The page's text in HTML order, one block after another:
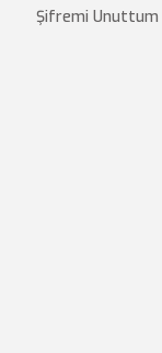
Şifremi Unuttum